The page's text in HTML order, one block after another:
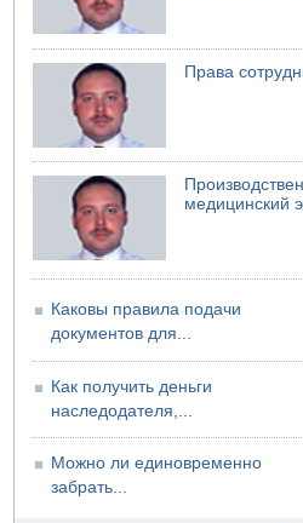
04.08.2026 10:13
Троих подростков унесло
Права
медицинский
Каковы правила подачи
документов для...
Как получить деньги
наследодателя,...
Можно ли единовременно
забрать...